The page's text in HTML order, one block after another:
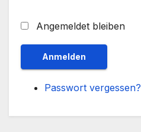
Angemeldet bleiben
Anmelden
Passwort vergessen?